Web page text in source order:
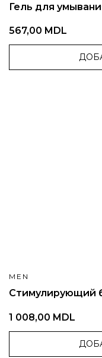
Гель для
567,00 MDL
MEN
Стимулирующий
1 008,00 MDL